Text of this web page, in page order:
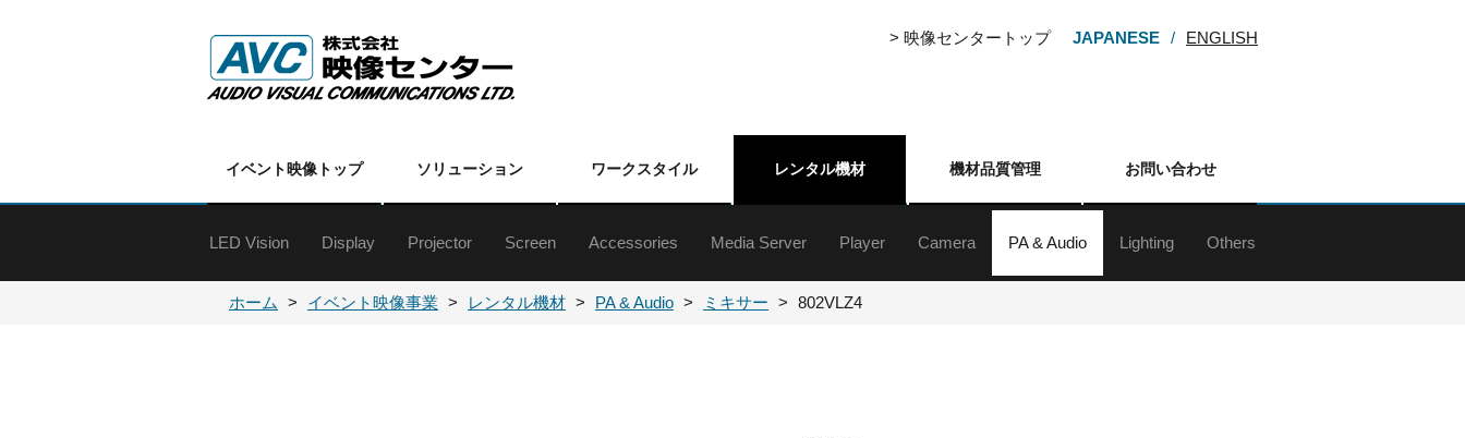
> 映像センタートップ JAPANESE ENGLISH
イベント映像トップ ソリューション ワークスタイル レンタル機材 機材品質管理 お問い合わせ
LED Vision Display
特殊ディスプレイ
60インチ以上
50インチクラス
40インチクラス
30インチクラス
20インチクラス
19インチ以下
オプション
各種金具
Projector
DLPプロジェクター5000lm以上
DLPプロジェクター5000lm未満
LCDプロジェクター5000lm以上
LCDプロジェクター5000lm未満
各種プロジェクター台
プロジェクターレンズ
Screen
自立・組立式スクリーン(16:9)
自立・組立式スクリーン(4:3)
三脚式／フロアタイプ／吊下げ／壁掛けスクリーン
Accessories
Event Master Series
プレゼンテーションスイッチャー
ライブスイッチャー
各種セレクター
フォーマットコンバーター
ストリーミングアクセサリー
分配器
伝送機器
その他周辺（映像）
Media Server Player
ハードディスク
メディアプレーヤー
XDCAM・HDCAM・HDV
DVCAM・ベータカム
ブルーレイ
DVD
Camera
業務用カメラ
民生用カメラ
書画カメラ
その他カメラ
カメラレンズ
カメラアクセサリー
PA & Audio
d&b audiotechnik Sound System
ラインアレイスピーカー
スピーカー
サブウーファー
スピーカースタンド
Digital Mixing System
ミキサー
アンプ
マイクロフォン
マイクスタンド
ワイヤレスシステム
インイヤーモニターシステム
各種デッキ
その他周辺（オーディオ）
Lighting Others
ネットワーク機器
プレゼンテーションサポート機器
ホーム
イベント映像事業 レンタル機材 PA & Audio ミキサー 802VLZ4